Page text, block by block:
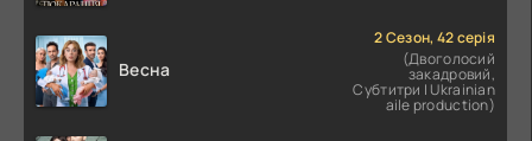
Весна
2 Сезон, 42 серія
(Двоголосий
закадровий,
Субтитри | Ukrainian
aile production)